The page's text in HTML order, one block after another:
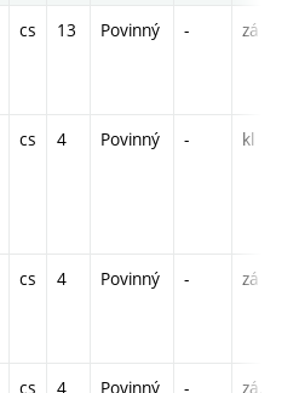
cs 13 Povinný - zá
cs 4 Povinný - kl
cs 4 Povinný - zá
cs 4 Povinný - zá,zk